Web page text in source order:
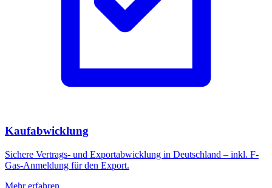
Kaufabwicklung
Sichere Vertrags- und Exportabwicklung in Deutschland – inkl. F-
Gas-Anmeldung für den Export.
Mehr erfahren